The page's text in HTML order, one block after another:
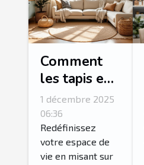
Comment
les tapis en
jute peuvent
transformer
votre
intérieur ?
1 décembre 2025
06:36
Redéfinissez
votre espace de
vie en misant sur